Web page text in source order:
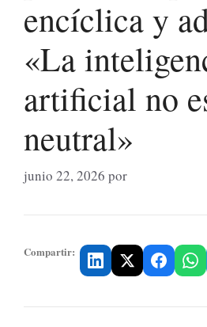
encíclica y
«La
artificial no
neutral»
junio 22, 2026 por
Compartir: